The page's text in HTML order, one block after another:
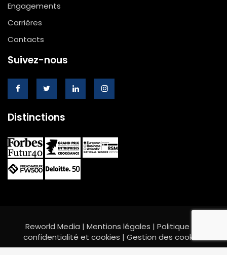
Engagements
Carrières
Contacts
Suivez-nous
Distinctions
Reworld Media | Mentions légales | Politique de
confidentialité et cookies | Gestion des cookies